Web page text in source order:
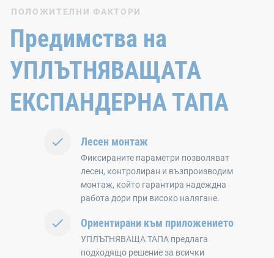
ПОЛОЖИТЕЛНИ ФАКТОРИ
Предимства на
УПЛЪТНЯВАЩАТА
ЕКСПАНДЕРНА ТАПА
Лесен монтаж
Фиксираните параметри позволяват
лесен, контролиран и възпроизводим
монтаж, който гарантира надеждна
работа дори при високо налягане.
Ориентирани към приложението
УПЛЪТНЯВАЩА ТАПА предлага
подходящо решение за всички